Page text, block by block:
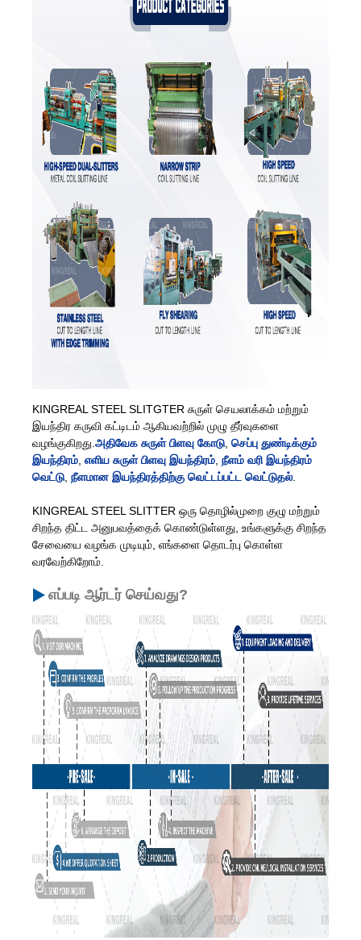
KINGREAL STEEL SLITGTER சுருள் செயலாக்கம் மற்றும்
இயந்திர கருவி கட்டிடம் ஆகியவற்றில் முழு தீர்வுகளை
வழங்குகிறது. அதிவேக சுருள் பிளவு கோடு, செப்பு துண்டிக்கும்
இயந்திரம் எளிய சுருள் பிளவு இயந்திரம் நீளம் வரி இயந்திரம்
வெட்டு, நீளமான இயந்திரத்திற்கு வெட்டப்பட்ட வெட்டுதல்.
KINGREAL STEEL SLITTER ஒரு தொழில்முறை குழு மற்றும்
சிறந்த திட்ட அனுபவத்தைக் கொண்டுள்ளது, உங்களுக்கு சிறந்த
சேவையை வழங்க முடியும், எங்களை தொடர்பு கொள்ள
வரவேற்கிறோம்.
எப்படி ஆர்டர் செய்வது?